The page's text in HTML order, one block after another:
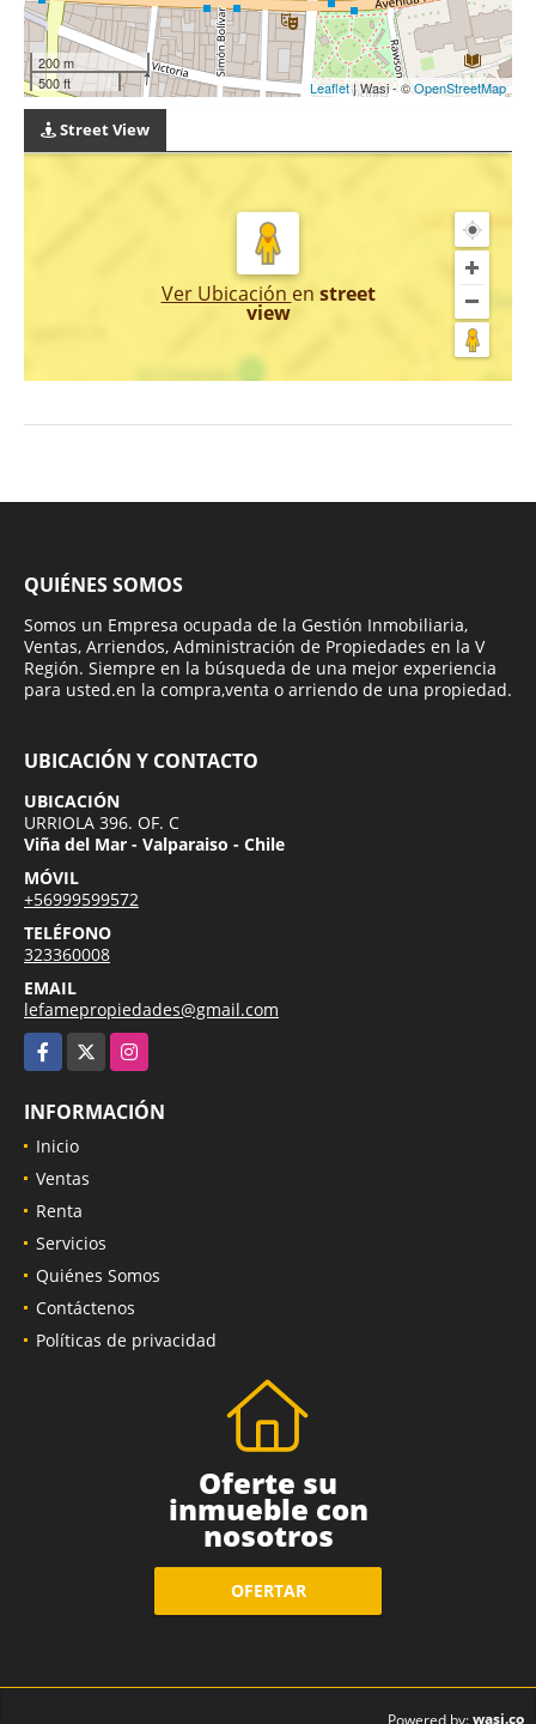
200 m
500 ft
Leaflet| Wasi - ©OpenStreetMap
Street View
Ver Ubicación en street
view
QUIÉNES SOMOS
Somos un Empresa ocupada de la Gestión Inmobiliaria,
Ventas, Arriendos, Administración de Propiedades en la V
Región. Siempre en la búsqueda de una mejor experiencia
para usted.en la compra,venta o arriendo de una propiedad.
UBICACIÓN Y CONTACTO
UBICACIÓN
URRIOLA 396. OF. C
Viña del Mar - Valparaiso - Chile
MÓVIL
+56999599572
TELÉFONO
323360008
EMAIL
lefamepropiedades@gmail.com
Facebook
Instagram
INFORMACIÓN
Inicio
Ventas
Renta
Servicios
Quiénes Somos
Contáctenos
Políticas de privacidad
Oferte su
inmueble con
nosotros
OFERTAR
Powered by:wasi.co